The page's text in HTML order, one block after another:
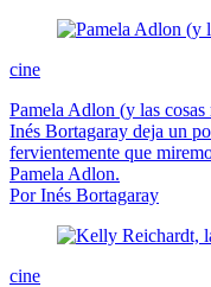
cine
Pamela Adlon (y las cosas
Inés Bortagaray deja un
fervientemente que
Pamela Adlon.
Por Inés Bortagaray
cine